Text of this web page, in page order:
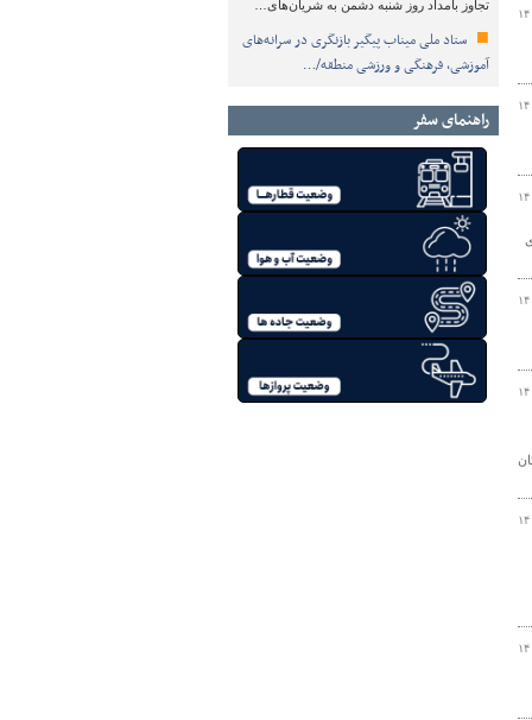
تجاوز بامداد روز شنبه دشمن به شریان‌های…
ستاد ملی میناب پیگیر بازنگری در سرانه‌های
آموزشی، فرهنگی و ورزشی منطقه/…
راهنمای سفر